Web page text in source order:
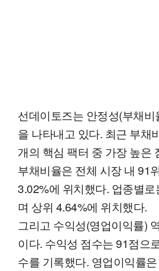
선데이토즈는 안정성(부채
을 나타내고 있다. 최근 부채
개의 핵심 팩터 중 가장 높은
부채비율은 전체 시장 내 91
3.02%에 위치했다. 업종별
며 상위 4.64%에 위치했다.
그리고 수익성(영업이익률)
이다. 수익성 점수는 91점으
수를 기록했다. 영업이익률